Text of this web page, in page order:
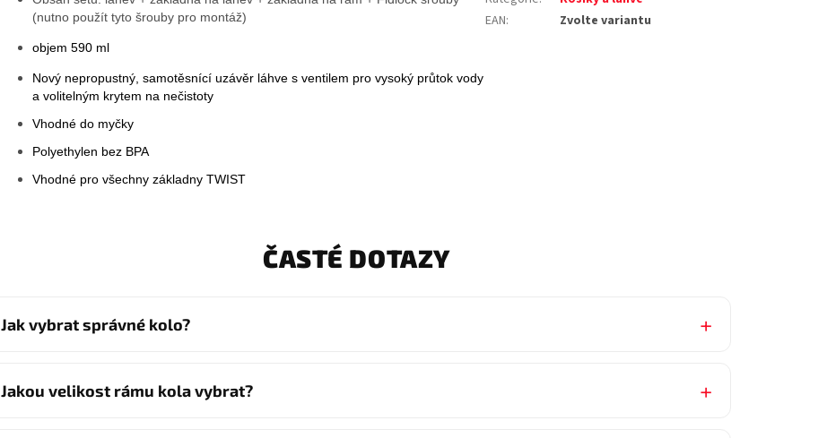
(nutno použít tyto šrouby pro montáž)
objem 590 ml
Nový nepropustný, samotěsnící uzávěr láhve s ventilem pro vysoký průtok vody
a volitelným krytem na nečistoty
Vhodné do myčky
Polyethylen bez BPA
Vhodné pro všechny základny TWIST
EAN: Zvolte variantu
ČASTÉ DOTAZY
Jak vybrat správné kolo?
Jakou velikost rámu kola vybrat?